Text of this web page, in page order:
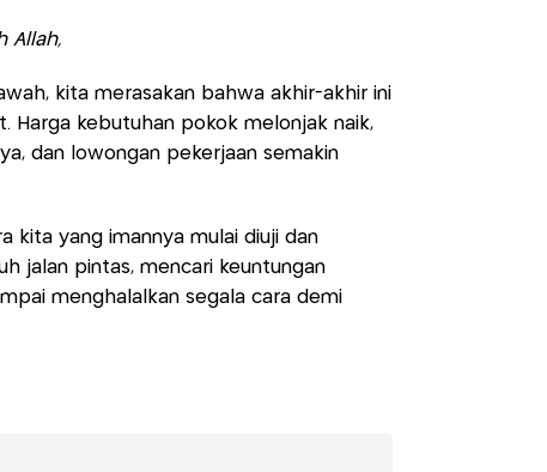
Allah,
kita merasakan bahwa akhir-akhir ini
Harga kebutuhan pokok melonjak naik,
dan lowongan pekerjaan semakin
kita yang imannya mulai diuji dan
jalan pintas, mencari keuntungan
menghalalkan segala cara demi